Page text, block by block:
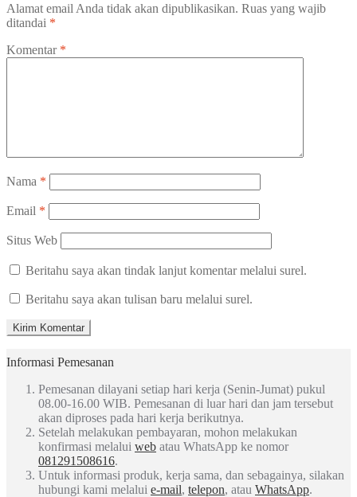
Alamat email Anda tidak akan dipublikasikan. Ruas yang wajib
ditandai *
Komentar *
Nama *
Email *
Situs Web
Beritahu saya akan tindak lanjut komentar melalui surel.
Beritahu saya akan tulisan baru melalui surel.
Informasi Pemesanan
Pemesanan dilayani setiap hari kerja (Senin-Jumat) pukul
08.00-16.00 WIB. Pemesanan di luar hari dan jam tersebut
akan diproses pada hari kerja berikutnya.
Setelah melakukan pembayaran, mohon melakukan
konfirmasi melalui web atau WhatsApp ke nomor
081291508616.
Untuk informasi produk, kerja sama, dan sebagainya, silakan
hubungi kami melalui e-mail, telepon, atau WhatsApp.